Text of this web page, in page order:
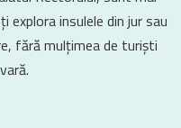
explora insulele din jur sau
fără mulțimea de turiști